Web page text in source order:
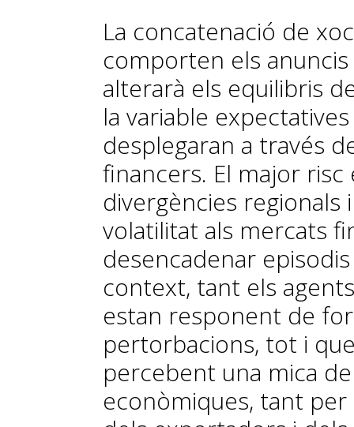
La concatenació de
comporten els
alterarà els equilibris
la variable
desplegaran a través
financers. El major
divergències regionals
volatilitat als mercats
desencadenar
context, tant els
estan responent de
pertorbacions, tot i
percebent una mica
econòmiques, tant per